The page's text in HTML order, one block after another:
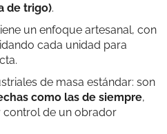
de trigo).
un enfoque artesanal, con
cada unidad para
de masa estándar: son
como las de siempre,
control de un obrador